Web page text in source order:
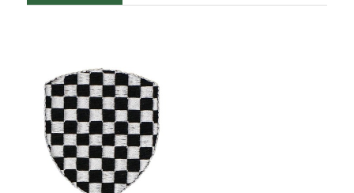
ワッペン・腕章